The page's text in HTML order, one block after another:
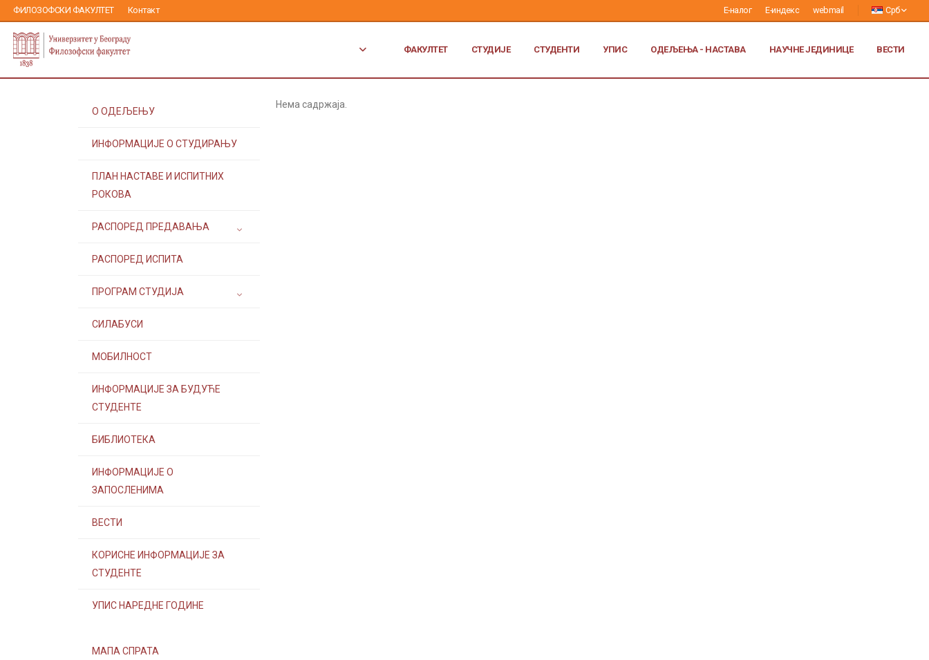
ФИЛОЗОФСКИ ФАКУЛТЕТ Контакт Е-налог Е-индекс webmail Срб
ФАКУЛТЕТ СТУДИЈЕ СТУДЕНТИ УПИС ОДЕЉЕЊА - НАСТАВА НАУЧНЕ ЈЕДИНИЦЕ ВЕСТИ
О ОДЕЉЕЊУ
ИНФОРМАЦИЈЕ О СТУДИРАЊУ
ПЛАН НАСТАВЕ И ИСПИТНИХ
РОКОВА
РАСПОРЕД ПРЕДАВАЊА
РАСПОРЕД ИСПИТА
ПРОГРАМ СТУДИЈА
СИЛАБУСИ
МОБИЛНОСТ
ИНФОРМАЦИЈЕ ЗА БУДУЋЕ
СТУДЕНТЕ
БИБЛИОТЕКА
ИНФОРМАЦИЈЕ О
ЗАПОСЛЕНИМА
ВЕСТИ
КОРИСНЕ ИНФОРМАЦИЈЕ ЗА
СТУДЕНТЕ
УПИС НАРЕДНЕ ГОДИНЕ
МАПА СПРАТА
Нема садржаја.